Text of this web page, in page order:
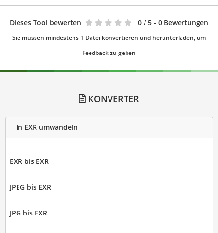
Dieses Tool bewerten 0 / 5 - 0 Bewertungen
Sie müssen mindestens 1 Datei konvertieren und herunterladen, um
Feedback zu geben
KONVERTER
In EXR umwandeln
EXR bis EXR
JPEG bis EXR
JPG bis EXR